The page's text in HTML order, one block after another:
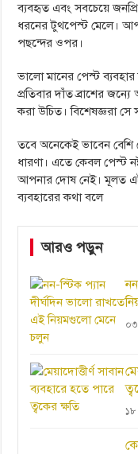
ব্যবহৃত এবং সবচেয়ে
ধরনের টুথপেস্ট মেলে।
পছন্দের ওপর।
ভালো মানের পেস্ট
প্রতিবার দাঁত ব্রাশের
করা উচিত। বিশেষজ্ঞরা সে
তবে অনেকেই ভাবেন
ধারণা। এতে কেবল পেস্ট
আপনার দোষ নেই। মূলত
ব্যবহারের কথা বলে
আরও পড়ুন
১৮